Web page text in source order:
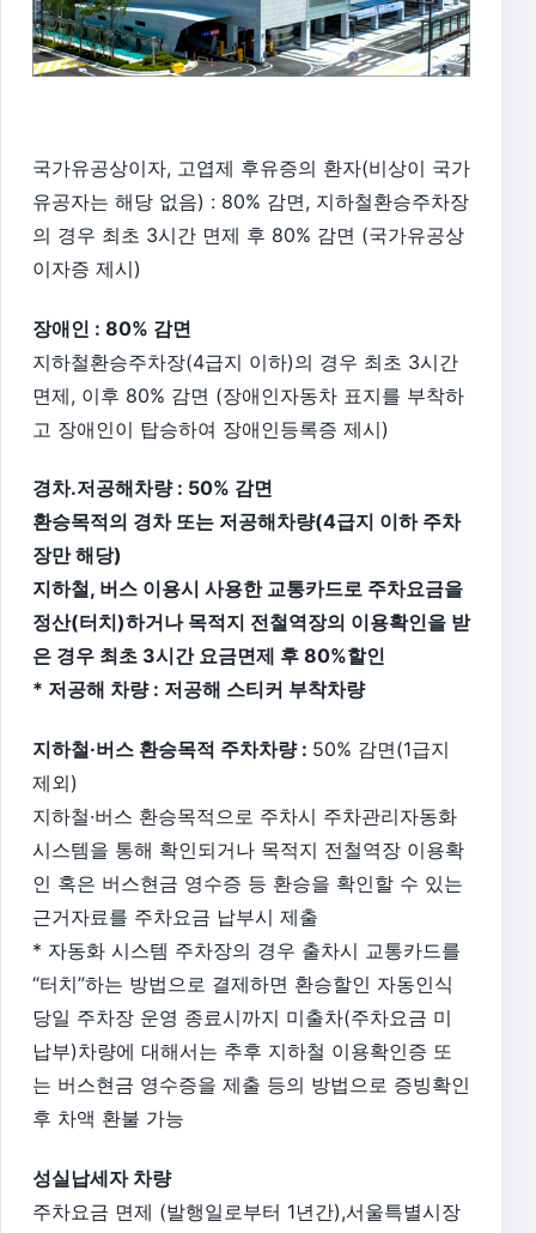
국가유공상이자, 고엽제 후유증의 환자(비상이 국가
유공자는 해당 없음) : 80% 감면, 지하철환승주차장
의 경우 최초 3시간 면제 후 80% 감면 (국가유공상
이자증 제시)
장애인 : 80% 감면
지하철환승주차장(4급지 이하)의 경우 최초 3시간
면제, 이후 80% 감면 (장애인자동차 표지를 부착하
고 장애인이 탑승하여 장애인등록증 제시)
경차.저공해차량 : 50% 감면
환승목적의 경차 또는 저공해차량(4급지 이하 주차
장만 해당)
지하철, 버스 이용시 사용한 교통카드로 주차요금을
정산(터치)하거나 목적지 전철역장의 이용확인을 받
은 경우 최초 3시간 요금면제 후 80%할인
* 저공해 차량 : 저공해 스티커 부착차량
지하철·버스 환승목적 주차차량 : 50% 감면(1급지
제외)
지하철·버스 환승목적으로 주차시 주차관리자동화
시스템을 통해 확인되거나 목적지 전철역장 이용확
인 혹은 버스현금 영수증 등 환승을 확인할 수 있는
근거자료를 주차요금 납부시 제출
* 자동화 시스템 주차장의 경우 출차시 교통카드를
“터치”하는 방법으로 결제하면 환승할인 자동인식
당일 주차장 운영 종료시까지 미출차(주차요금 미
납부)차량에 대해서는 추후 지하철 이용확인증 또
는 버스현금 영수증을 제출 등의 방법으로 증빙확인
후 차액 환불 가능
성실납세자 차량
주차요금 면제 (발행일로부터 1년간),서울특별시장